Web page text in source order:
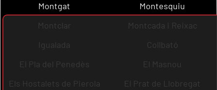
Montgat
Montesquiu
Montclar
Montcada i Reixac
Igualada
Collbató
El Pla del Penedès
El Masnou
Els Hostalets de Pierola
El Prat de Llobregat